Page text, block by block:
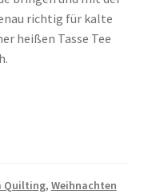
richtig für kalte
heißen Tasse Tee
Quilting, Weihnachten